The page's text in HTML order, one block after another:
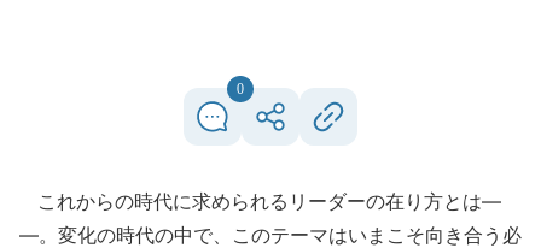
0
これからの時代に求められるリーダーの在り方とは―
―。変化の時代の中で、このテーマはいまこそ向き合う必